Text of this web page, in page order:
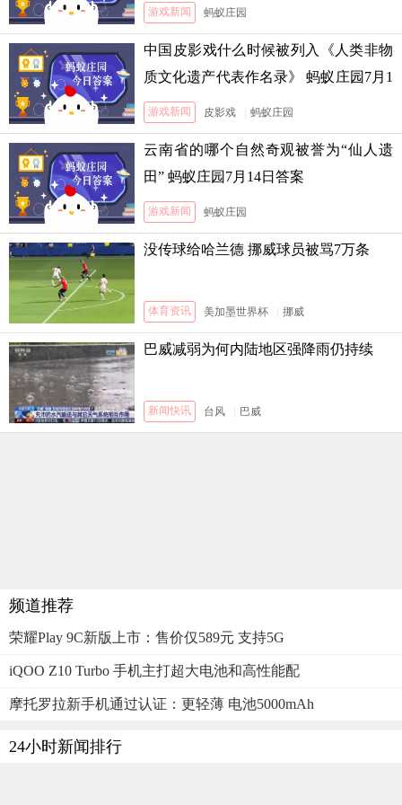
游戏新闻 蚂蚁庄园
中国皮影戏什么时候被列入《人类非物
质文化遗产代表作名录》 蚂蚁庄园7月1
3日答案
游戏新闻 皮影戏 蚂蚁庄园
云南省的哪个自然奇观被誉为“仙人遗
田” 蚂蚁庄园7月14日答案
游戏新闻 蚂蚁庄园
没传球给哈兰德 挪威球员被骂7万条
体育资讯 美加墨世界杯 挪威
巴威减弱为何内陆地区强降雨仍持续
新闻快讯 台风 巴威
频道推荐
荣耀Play 9C新版上市：售价仅589元 支持5G
iQOO Z10 Turbo 手机主打超大电池和高性能配
摩托罗拉新手机通过认证：更轻薄 电池5000mAh
24小时新闻排行